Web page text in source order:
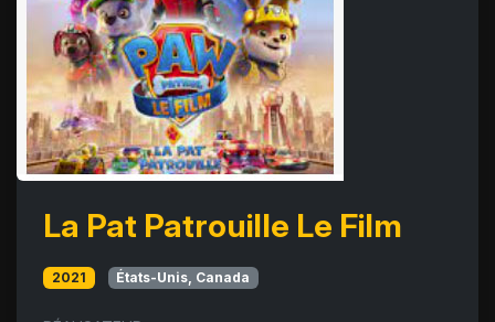
La Pat Patrouille Le Film
2021 États-Unis, Canada